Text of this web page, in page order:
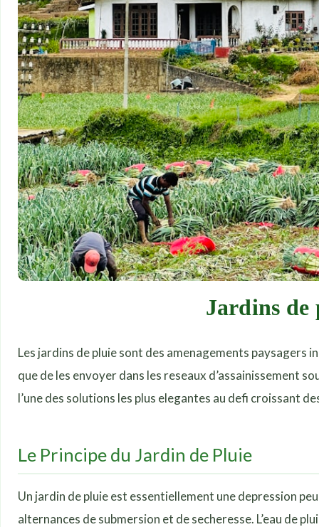
Jardins de
Les jardins de pluie sont des amenagements
que de les envoyer dans les reseaux d’assainissement
l’une des solutions les plus elegantes au defi croissant
Le Principe du Jardin de Pluie
Un jardin de pluie est essentiellement une depression
alternances de submersion et de secheresse. L’eau de